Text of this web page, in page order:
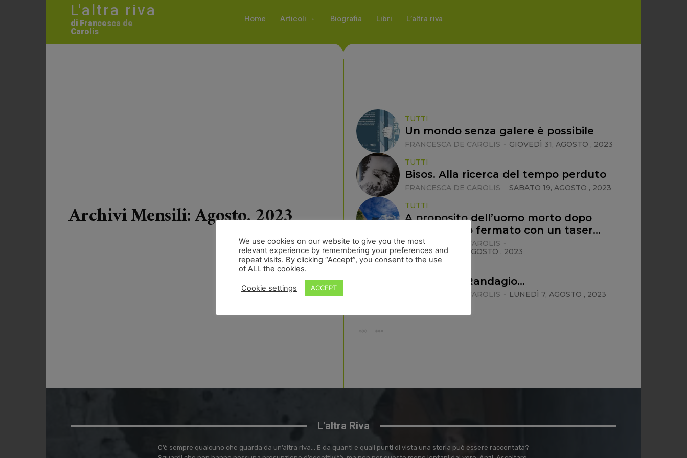
L'altra riva
di Francesca de
Carolis
Home Articoli Biografia Libri L’altra riva
Archivi Mensili: Agosto, 2023
TUTTI
Un mondo senza galere è possibile
FRANCESCA DE CAROLIS - GIOVEDÌ 31, AGOSTO , 2023
TUTTI
Bisos. Alla ricerca del tempo perduto
FRANCESCA DE CAROLIS - SABATO 19, AGOSTO , 2023
TUTTI
A proposito dell’uomo morto dopo
essere stato fermato con un taser…
FRANCESCA DE CAROLIS -
MERCOLEDÌ 16, AGOSTO , 2023
Arzigogolo Randagio…
FRANCESCA DE CAROLIS - LUNEDÌ 7, AGOSTO , 2023
L'altra Riva
C’è sempre qualcuno che guarda da un’altra riva… E da quanti e quali punti di vista una storia può essere raccontata?
We use cookies on our website to give you the most
relevant experience by remembering your preferences and
repeat visits. By clicking “Accept”, you consent to the use
of ALL the cookies.
Cookie settings ACCEPT